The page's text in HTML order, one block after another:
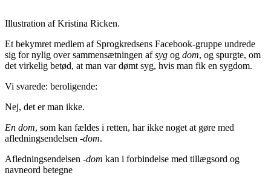
Illustration af Kristina Ricken.
Et bekymret medlem af Sprogkredsens Facebook-gruppe undrede
sig for nylig over sammensætningen afsyg og dom, og spurgte, om
det virkelig betød, at man var dømt syg, hvis man fik en sygdom.
Vi svarede: beroligende:
Nej, det er man ikke.
En dom, som kan fældes i retten, har ikke noget at gøre med
afledningsendelsen -dom.
Afledningsendelsen -dom kan i forbindelse med tillægsord og
navneord betegne